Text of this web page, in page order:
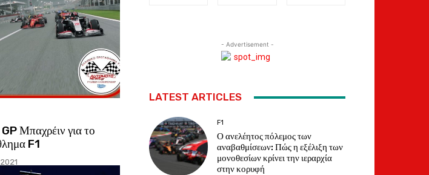
Μπαχρέιν για το
F1
- Advertisement -
LATEST ARTICLES
F1
Ο ανελέητος πόλεμος των
αναβαθμίσεων: Πώς η εξέλιξη των
μονοθεσίων κρίνει την ιεραρχία
στην κορυφή